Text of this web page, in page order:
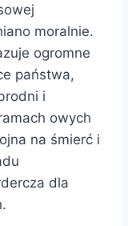
moralnie.
ogromne
państwa,
i
owych
na śmierć i
dla